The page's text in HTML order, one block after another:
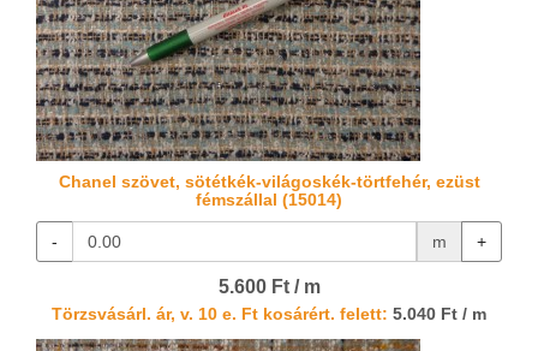
Chanel szövet, sötétkék-világoskék-törtfehér, ezüst
fémszállal (15014)
- m +
5.600 Ft / m
Törzsvásárl. ár, v. 10 e. Ft kosárért. felett: 5.040 Ft / m